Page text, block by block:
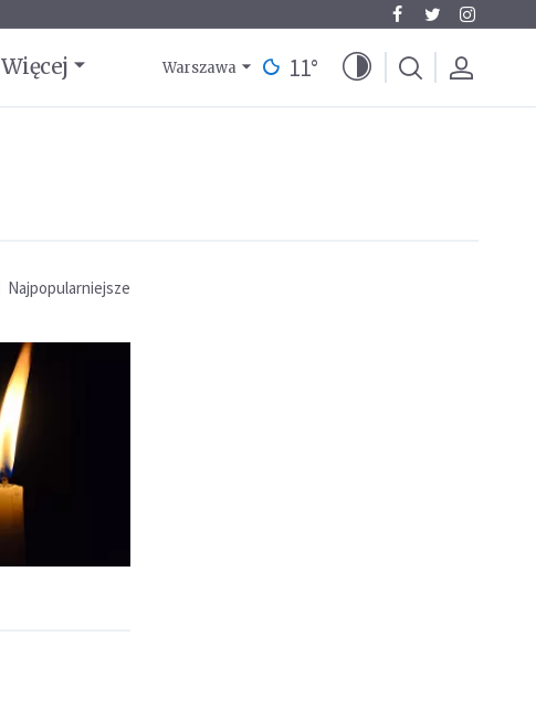
Więcej Warszawa 11°
Najpopularniejsze